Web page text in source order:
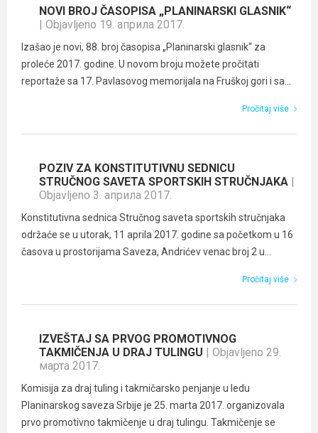
NOVI BROJ ČASOPISA „PLANINARSKI GLASNIK“
| Objavljeno 19. априла 2017.
Izašao je novi, 88. broj časopisa „Planinarski glasnik“ za
proleće 2017. godine. U novom broju možete pročitati
reportaže sa 17. Pavlasovog memorijala na Fruškoj gori i sa...
Pročitaj više
POZIV ZA KONSTITUTIVNU SEDNICU
STRUČNOG SAVETA SPORTSKIH STRUČNJAKA |
Objavljeno 3. априла 2017.
Konstitutivna sednica Stručnog saveta sportskih stručnjaka
održaće se u utorak, 11 aprila 2017. godine sa početkom u 16
časova u prostorijama Saveza, Andrićev venac broj 2 u...
Pročitaj više
IZVEŠTAJ SA PRVOG PROMOTIVNOG
TAKMIČENJA U DRAJ TULINGU | Objavljeno 29.
марта 2017.
Komisija za draj tuling i takmičarsko penjanje u ledu
Planinarskog saveza Srbije je 25. marta 2017. organizovala
prvo promotivno takmičenje u draj tulingu. Takmičenje se